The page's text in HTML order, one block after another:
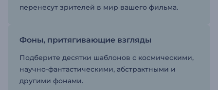
перенесут зрителей в мир вашего фильма.
Фоны, притягивающие взгляды
Подберите десятки шаблонов с космическими,
научно-фантастическими, абстрактными и
другими фонами.